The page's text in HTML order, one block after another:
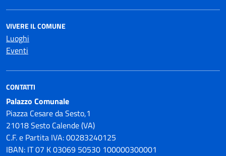
VIVERE IL COMUNE
Luoghi
Eventi
CONTATTI
Palazzo Comunale
Piazza Cesare da Sesto,1
21018 Sesto Calende (VA)
C.F. e Partita IVA: 00283240125
IBAN: IT 07 K 03069 50530 100000300001